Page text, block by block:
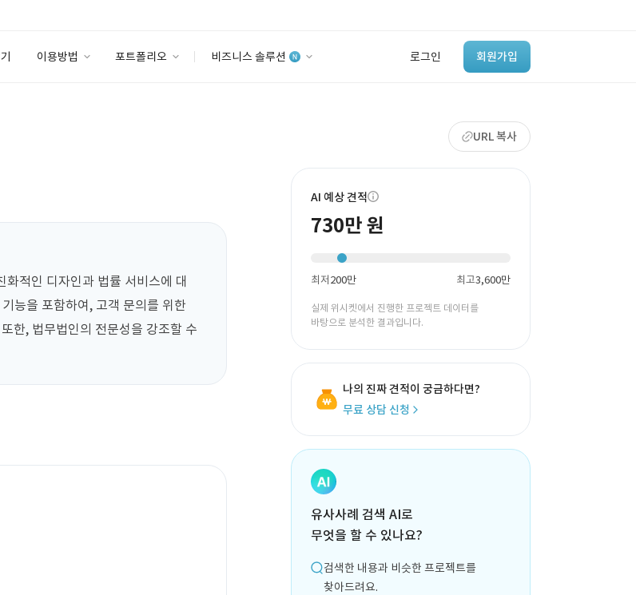
이용방법 포트폴리오 비즈니스 솔루션 로그인 회원가입
‘이런 거’ 만들어본
개발 회사 있어?
바로가기
URL 복사
적인 디자인과 법률 서비스에 대
능을 포함하여, 고객 문의를 위한
한, 법무법인의 전문성을 강조할 수
AI 예상 견적
730만 원
최저200만 최고3,600만
실제 위시켓에서 진행한 프로젝트 데이터를
바탕으로 분석한 결과입니다.
나의 진짜 견적이 궁금하다면?
무료 상담 신청
유사사례 검색 AI로
무엇을 할 수 있나요?
검색한 내용과 비슷한 프로젝트를
찾아드려요.